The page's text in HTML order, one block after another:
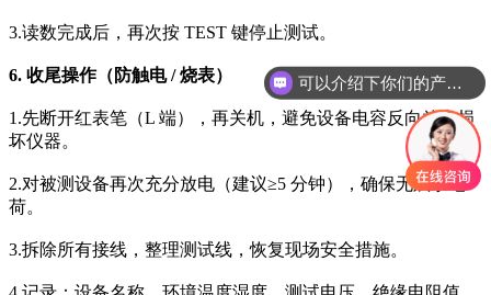
3.读数完成后，再次按 TEST 键停止测试。
6. 收尾操作（防触电 / 烧表）
1.先断开红表笔（L 端），再关机，避免设备电容反向放电损
坏仪器。
2.对被测设备再次充分放电（建议≥5 分钟），确保无残余电
荷。
3.拆除所有接线，整理测试线，恢复现场安全措施。
可以介绍下你们的产品么
你们是怎么收费的呢